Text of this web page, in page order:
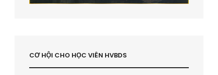
CƠ HỘI CHO HỌC VIÊN HVBDS